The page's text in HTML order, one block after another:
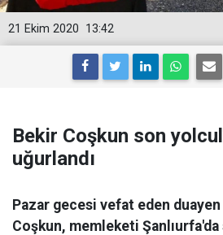
13:42
21 Ekim 2020
Bekir Coşkun son
uğurlandı
Pazar gecesi vefat eden
Coşkun, memleketi